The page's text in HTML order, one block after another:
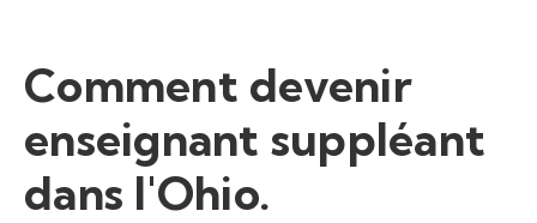
Learning center
Se connecter
Comment devenir
enseignant suppléant
dans l'Ohio.